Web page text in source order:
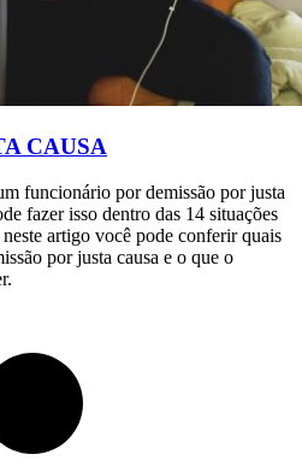
CAUSA
funcionário por demissão por justa
fazer isso dentro das 14 situações
artigo você pode conferir quais
por justa causa e o que o